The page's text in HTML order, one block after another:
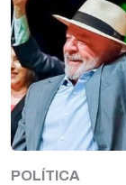
POLÍTICA